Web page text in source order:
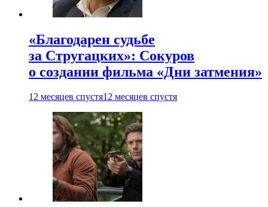
«Благодарен судьбе
за Стругацких»: Сокуров
о создании фильма «Дни затмения»
12 месяцев спустя12 месяцев спустя